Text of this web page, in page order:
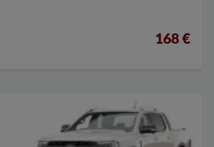
168 €